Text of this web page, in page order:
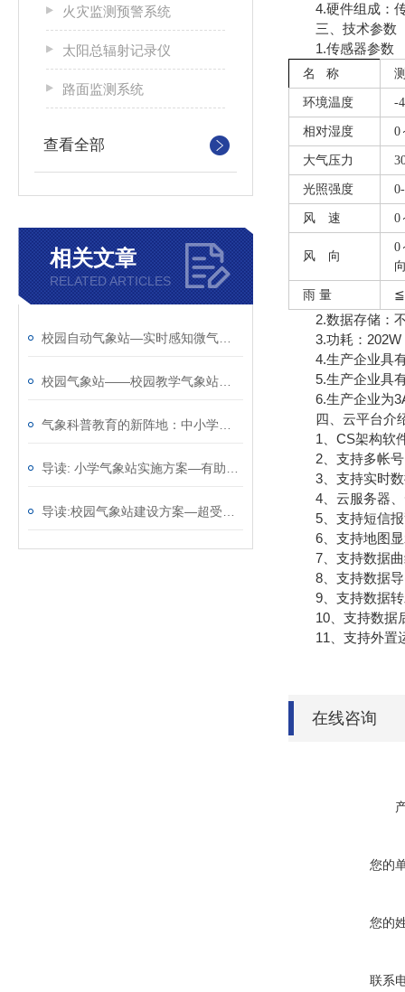
火灾监测预警系统
太阳总辐射记录仪
路面监测系统
查看全部
相关文章
RELATED ARTICLES
4.硬件组成：传
三、技术参数
1.传感器参数
名 称
环境温度 -
相对湿度 0
大气压力
光照强度
风 速 0
风 向
0
雨 量
2.数据存储：不
3.功耗：202W
4.生产企业具有
5.生产企业具有
6.生产企业为
四、云平台介
1、CS架构软件
2、支持多帐号
3、支持实时数
4、云服务器、
5、支持短信报
6、支持地图显
7、支持数据曲
8、支持数据导
9、支持数据转
10、支持数据
11、支持外置
在线咨询
您的
您的
联系